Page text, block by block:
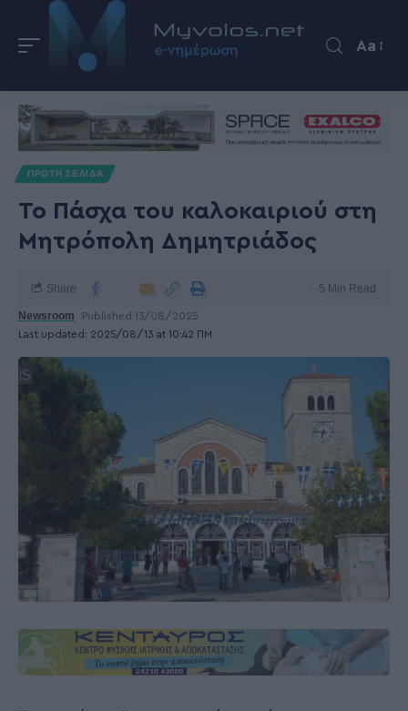
Aa
ΠΡΩΤΗ ΣΕΛΙΔΑ
Το Πάσχα του καλοκαιριού στη
Μητρόπολη Δημητριάδος
Last updated: 2025/08/13 at 10:42 ΠΜ
Newsroom Published 13/08/2025
Share 5 Min Read